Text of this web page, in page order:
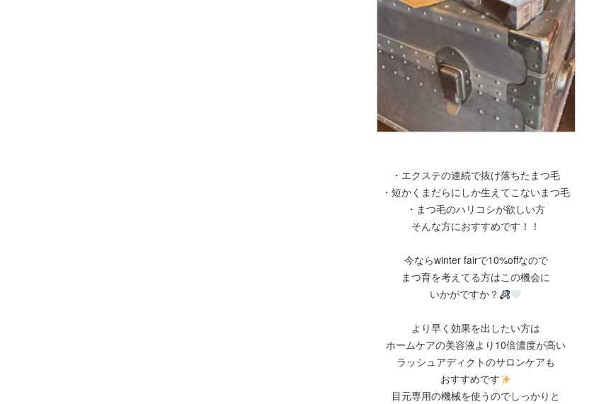
・エクステの連続で抜け落ちたまつ毛
・短かくまだらにしか生えてこないまつ毛
・まつ毛のハリコシが欲しい方
そんな方におすすめです！！
今ならwinter fairで10%offなので
まつ育を考えてる方はこの機会に
いかがですか？
より早く効果を出したい方は
ホームケアの美容液より10倍濃度が高い
ラッシュアディクトのサロンケアも
おすすめです
目元専用の機械を使うのでしっかりと